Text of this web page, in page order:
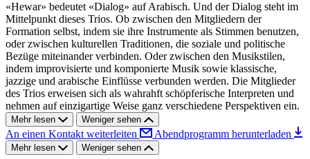
«Hewar» bedeutet «Dialog» auf Arabisch. Und der Dialog steht im
Mittelpunkt dieses Trios. Ob zwischen den Mitgliedern der
Formation selbst, indem sie ihre Instrumente als Stimmen benutzen,
oder zwischen kulturellen Traditionen, die soziale und politische
Bezüge miteinander verbinden. Oder zwischen den Musikstilen,
indem improvisierte und komponierte Musik sowie klassische,
jazzige und arabische Einflüsse verbunden werden. Die Mitglieder
des Trios erweisen sich als wahrahft schöpferische Interpreten und
nehmen auf einzigartige Weise ganz verschiedene Perspektiven ein.
Mehr lesen Weniger sehen
An einen Kontakt weiterleiten Abendprogramm herunterladen
Mehr lesen Weniger sehen